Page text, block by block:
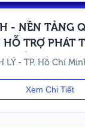
- NỀN TẢNG
HỖ TRỢ PHÁT
HƯỚNG
LÝ - TP. Hồ Chí
Xem Chi Tiết